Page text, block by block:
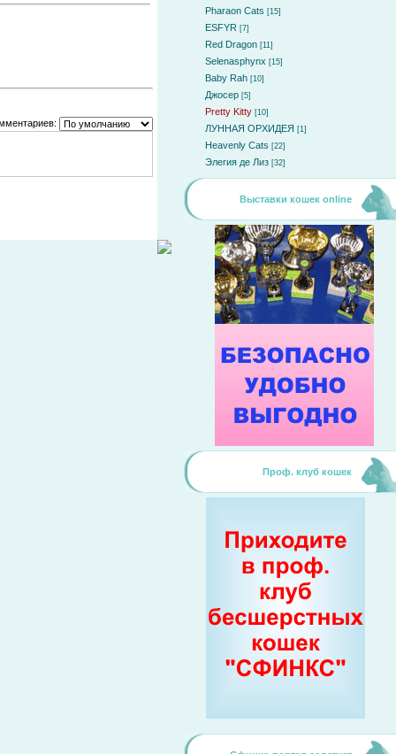
Pharaon Cats [15]
ESFYR [7]
Red Dragon [11]
Selenasphynx [15]
Baby Rah [10]
Джосер [5]
Pretty Kitty [10]
ЛУННАЯ ОРХИДЕЯ [1]
Heavenly Cats [22]
Элегия де Лиз [32]
Выставки кошек online
Проф. клуб кошек